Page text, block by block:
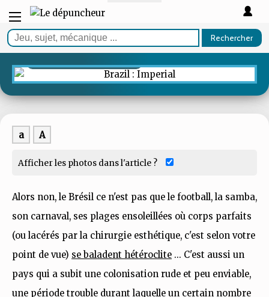
Rechercher
Brazil : Imperial
a A
Afficher les photos dans l'article ?
Alors non, le Brésil ce n'est pas que le football, la samba,
son carnaval, ses plages ensoleillées où corps parfaits
(ou lacérés par la chirurgie esthétique, c'est selon votre
point de vue) se baladent hétéroclite ... C'est aussi un
pays qui a subit une colonisation rude et peu enviable,
une période trouble durant laquelle un certain nombre